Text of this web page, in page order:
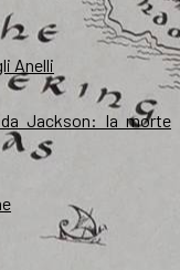
Anelli
Jackson: la morte